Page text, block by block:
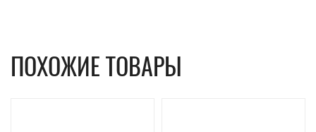
ПОХОЖИЕ ТОВАРЫ